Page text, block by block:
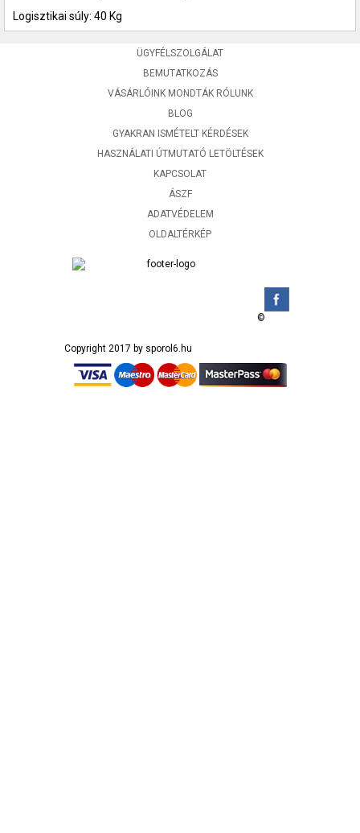
Logisztikai súly: 40 Kg
ÜGYFÉLSZOLGÁLAT
BEMUTATKOZÁS
VÁSÁRLÓINK MONDTÁK RÓLUNK
BLOG
GYAKRAN ISMÉTELT KÉRDÉSEK
HASZNÁLATI ÚTMUTATÓ LETÖLTÉSEK
KAPCSOLAT
ÁSZF
ADATVÉDELEM
OLDALTÉRKÉP
©
Copyright 2017 by sporol6.hu